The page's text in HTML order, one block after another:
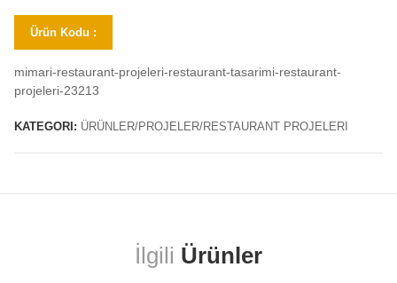
Ürün Kodu :
mimari-restaurant-projeleri-restaurant-tasarimi-restaurant-
projeleri-23213
KATEGORI: ÜRÜNLER/PROJELER/RESTAURANT PROJELERI
İlgili Ürünler